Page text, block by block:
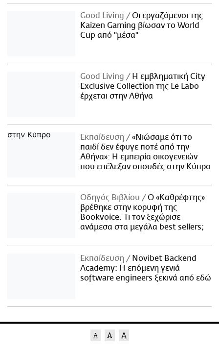
Good Living
Οι εργαζόμενοι της
Kaizen Gaming βίωσαν το World
Cup από "μέσα"
Good Living
Η εμβληματική City
Exclusive Collection της Le Labo
έρχεται στην Αθήνα
Εκπαίδευση
«Νιώσαμε ότι το
παιδί δεν έφυγε ποτέ από την
Αθήνα»: Η εμπειρία οικογενειών
που επέλεξαν σπουδές στην Κύπρο
Οδηγός Βιβλίου
Ο «Καθρέφτης»
βρέθηκε στην κορυφή της
Bookvoice. Τι τον ξεχώρισε
ανάμεσα στα μεγάλα best sellers;
Εκπαίδευση
Novibet Backend
Academy: Η επόμενη γενιά
software engineers ξεκινά από εδώ